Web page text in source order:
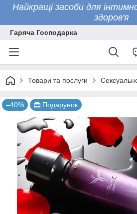
Найкращі засоби для
здоров'я
Гаряча Господарка
Товари та послуги
–40% Подарунок